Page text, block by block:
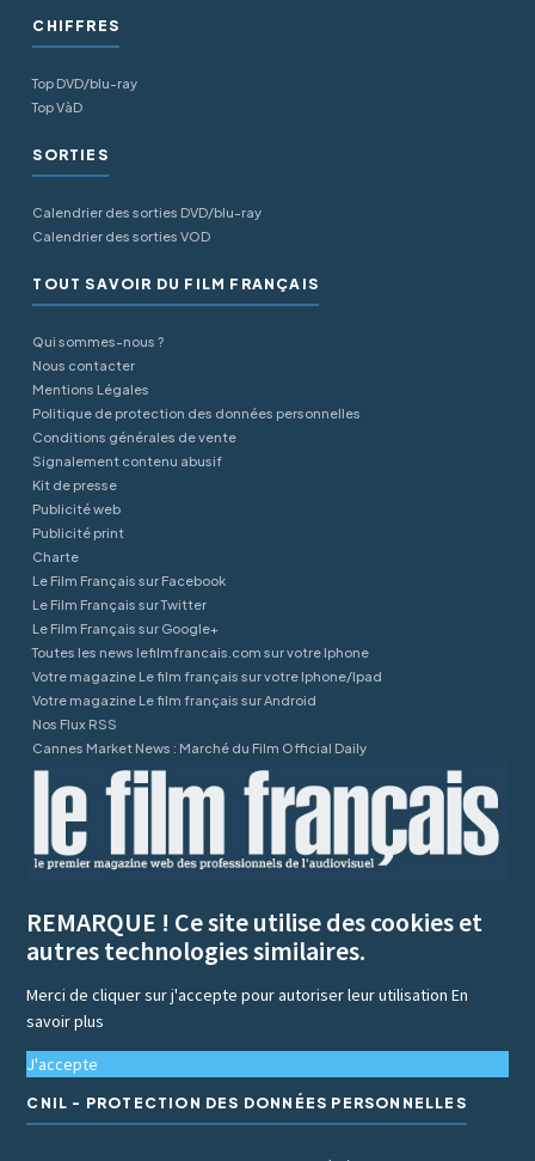
CHIFFRES
Top DVD/blu-ray
Top VàD
SORTIES
Calendrier des sorties DVD/blu-ray
Calendrier des sorties VOD
TOUT SAVOIR DU FILM FRANÇAIS
Qui sommes-nous ?
Nous contacter
Mentions Légales
Politique de protection des données personnelles
Conditions générales de vente
Signalement contenu abusif
Kit de presse
Publicité web
Publicité print
Charte
Le Film Français sur Facebook
Le Film Français sur Twitter
Le Film Français sur Google+
Toutes les news lefilmfrancais.com sur votre Iphone
Votre magazine Le film français sur votre Iphone/Ipad
Votre magazine Le film français sur Android
Nos Flux RSS
Cannes Market News : Marché du Film Official Daily
REMARQUE ! Ce site utilise des cookies et
autres technologies similaires.
Merci de cliquer sur j'accepte pour autoriser leur utilisationEn
savoir plus
J'accepte
CNIL - PROTECTION DES DONNÉES PERSONNELLES